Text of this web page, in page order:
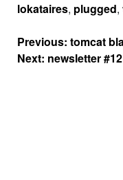
lokataires, plugged,
Navigation
de
l’article
Previous: tomcat
Next: newsletter #12